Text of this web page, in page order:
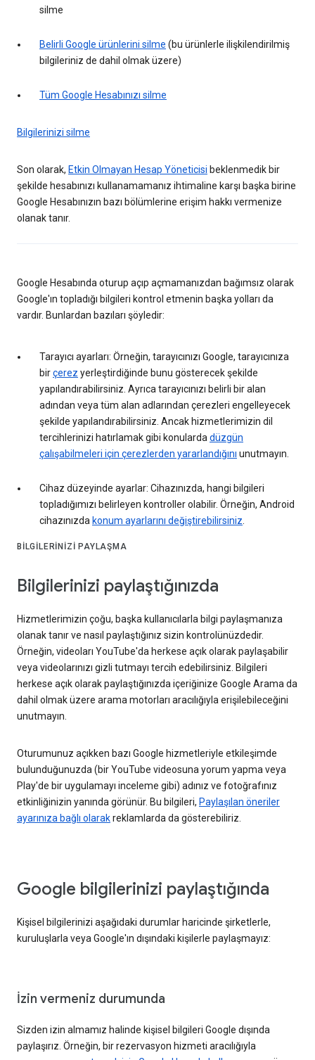
silme
Belirli Google ürünlerini silme (bu ürünlerle ilişkilendirilmiş
bilgileriniz de dahil olmak üzere)
Tüm Google Hesabınızı silme
Bilgilerinizi silme
Son olarak, Etkin Olmayan Hesap Yöneticisi beklenmedik bir
şekilde hesabınızı kullanamamanız ihtimaline karşı başka birine
Google Hesabınızın bazı bölümlerine erişim hakkı vermenize
olanak tanır.
Google Hesabında oturup açıp açmamanızdan bağımsız olarak
Google'ın topladığı bilgileri kontrol etmenin başka yolları da
vardır. Bunlardan bazıları şöyledir:
Tarayıcı ayarları: Örneğin, tarayıcınızı Google, tarayıcınıza
birçerez yerleştirdiğinde bunu gösterecek şekilde
yapılandırabilirsiniz. Ayrıca tarayıcınızı belirli bir alan
adından veya tüm alan adlarından çerezleri engelleyecek
şekilde yapılandırabilirsiniz. Ancak hizmetlerimizin dil
tercihlerinizi hatırlamak gibi konularda düzgün
çalışabilmeleri için çerezlerden yararlandığını unutmayın.
Cihaz düzeyinde ayarlar: Cihazınızda, hangi bilgileri
topladığımızı belirleyen kontroller olabilir. Örneğin, Android
cihazınızda konum ayarlarını değiştirebilirsiniz
BILGILERINIZI PAYLAŞMA
Bilgilerinizi paylaştığınızda
Hizmetlerimizin çoğu, başka kullanıcılarla bilgi paylaşmanıza
olanak tanır ve nasıl paylaştığınız sizin kontrolünüzdedir.
Örneğin, videoları YouTube'da herkese açık olarak paylaşabilir
veya videolarınızı gizli tutmayı tercih edebilirsiniz. Bilgileri
herkese açık olarak paylaştığınızda içeriğinize Google Arama da
dahil olmak üzere arama motorları aracılığıyla erişilebileceğini
unutmayın.
Oturumunuz açıkken bazı Google hizmetleriyle etkileşimde
bulunduğunuzda (bir YouTube videosuna yorum yapma veya
Play'de bir uygulamayı inceleme gibi) adınız ve fotoğrafınız
etkinliğinizin yanında görünür. Bu bilgileri, Paylaşılan öneriler
ayarınıza bağlı olarakreklamlarda da gösterebiliriz.
Google bilgilerinizi paylaştığında
Kişisel bilgilerinizi aşağıdaki durumlar haricinde şirketlerle,
kuruluşlarla veya Google'ın dışındaki kişilerle paylaşmayız:
İzin vermeniz durumunda
Sizden izin almamız halinde kişisel bilgileri Google dışında
paylaşırız. Örneğin, bir rezervasyon hizmeti aracılığıyla